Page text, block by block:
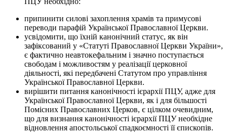
припинити силові захоплення храмів та примусові
переводи парафій Української Православної Церкви.
усвідомити, що їхній канонічний статус, як він
зафіксований у «Статуті Православної Церкви України»,
є фактично неавтокефальним і значно поступається
свободам і можливостям у реалізації церковної
діяльності, які передбачені Статутом про управління
Української Православної Церкви.
вирішити питання канонічності ієрархії ПЦУ, адже для
Української Православної Церкви, як і для більшості
Помісних Православних Церков, є цілком очевидним,
що для визнання канонічності ієрархії ПЦУ необхідне
відновлення апостольської спадкоємності її єпископів.